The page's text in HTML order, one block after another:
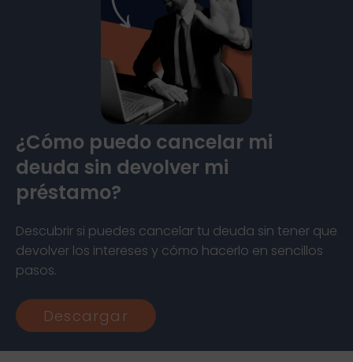
¿Cómo puedo cancelar mi
deuda sin devolver mi
préstamo?
Descubrir si puedes cancelar tu deuda sin tener que
devolver los intereses y cómo hacerlo en sencillos
pasos.
Descargar